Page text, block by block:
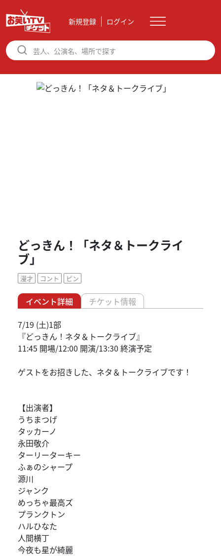
新規登録 ログイン
どっきん！「ネタ＆トークライ
ブ」
漫才 コント ピン
イベント詳細
チケット情報
7/19 (土)1部
『どっきん！ネタ＆トークライブ』
11:45 開場/12:00 開演/13:30 終演予定
ゲストをお招きした、ネタ＆トークライブです！
【出演者】
うちまつげ
タッカーノ
永田敬介
ターリーターキー
ふぁのシャープ
源川
ジャンク
めっちゃ最高ズ
プランクトン
ハルひなた
人間横丁
今夜も星が綺麗